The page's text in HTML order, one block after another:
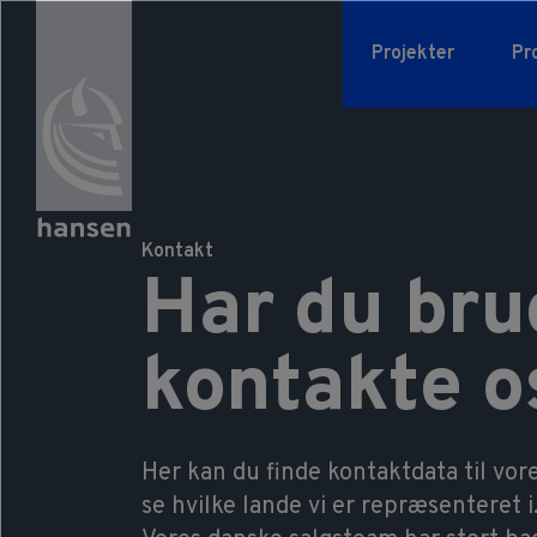
Projekter
Kontakt
Har du
kontakte
Her kan du finde kontaktdata til
se hvilke lande vi er repræsenteret i.